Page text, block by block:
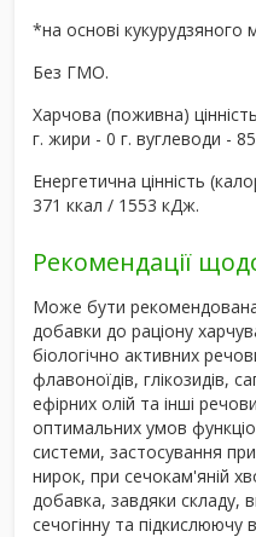
*на основі кукурудзяного
Без ГМО.
Харчова (поживна)
г. жири - 0 г. вуглеводи -
Енергетична цінність
371 ккал / 1553 кДж.
Рекомендації
Може бути рекомендована
добавки до раціону
біологічно активних
флавоноїдів, глікозидів,
ефірних олій та інші
оптимальних умов
системи, застосування
нирок, при сечокам'яній
добавка, завдяки складу,
сечогінну та підкислюючу